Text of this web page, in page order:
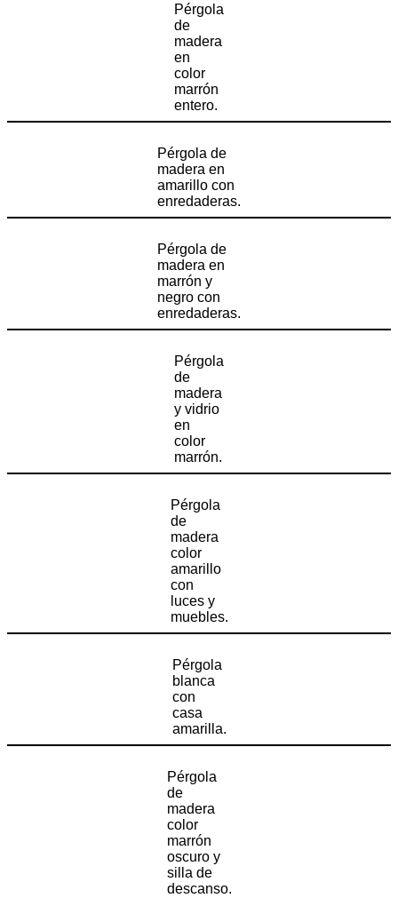
Pérgola
de
madera
en
color
marrón
entero.
Pérgola de
madera en
amarillo con
enredaderas.
Pérgola de
madera en
marrón y
negro con
enredaderas.
Pérgola
de
madera
y vidrio
en
color
marrón.
Pérgola
de
madera
color
amarillo
con
luces y
muebles.
Pérgola
blanca
con
casa
amarilla.
Pérgola
de
madera
color
marrón
oscuro y
silla de
descanso.